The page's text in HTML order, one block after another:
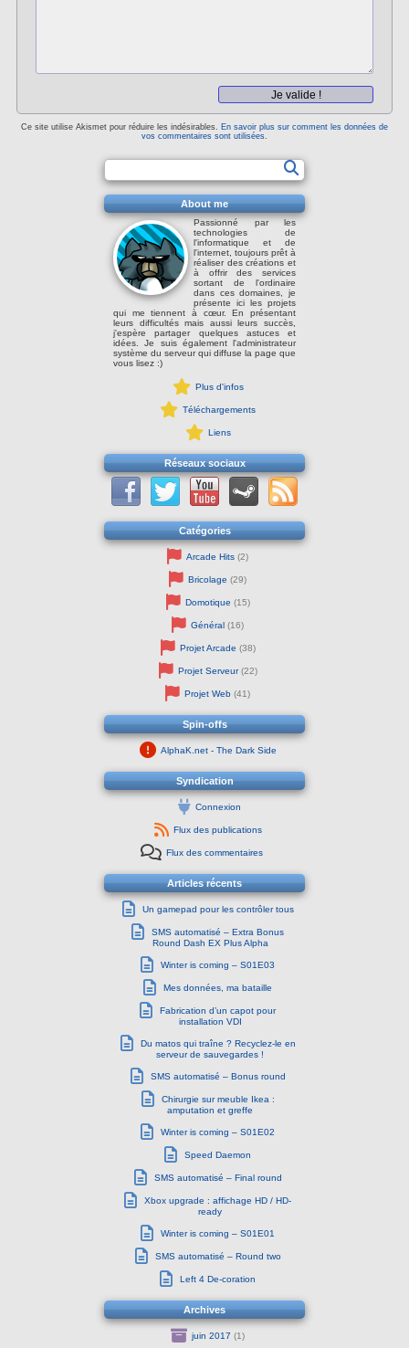
Ce site utilise Akismet pour réduire les indésirables. En savoir plus sur comment les données de
vos commentaires sont utilisées.
About me
Passionné par les
technologies de
l'informatique et de
l'internet, toujours prêt à
réaliser des créations et
à offrir des services
sortant de l'ordinaire
dans ces domaines, je
présente ici les projets
qui me tiennent à cœur. En présentant
leurs difficultés mais aussi leurs succès,
j'espère partager quelques astuces et
idées. Je suis également l'administrateur
système du serveur qui diffuse la page que
vous lisez :)
Plus d'infos
Téléchargements
Liens
Réseaux sociaux
Catégories
Arcade Hits (2)
Bricolage (29)
Domotique (15)
Général (16)
Projet Arcade (38)
Projet Serveur(22)
Projet Web (41)
Spin-offs
AlphaK.net - The Dark Side
Syndication
Connexion
Flux des publications
Flux des commentaires
Articles récents
Un gamepad pour les contrôler tous
SMS automatisé – Extra Bonus
Round Dash EX Plus Alpha
Winter is coming – S01E03
Mes données, ma bataille
Fabrication d’un capot pour
installation VDI
Du matos qui traîne ? Recyclez-le en
serveur de sauvegardes !
SMS automatisé – Bonus round
Chirurgie sur meuble Ikea :
amputation et greffe
Winter is coming – S01E02
Speed Daemon
SMS automatisé – Final round
Xbox upgrade : affichage HD / HD-
ready
Winter is coming – S01E01
SMS automatisé – Round two
Left 4 De-coration
Archives
juin 2017 (1)